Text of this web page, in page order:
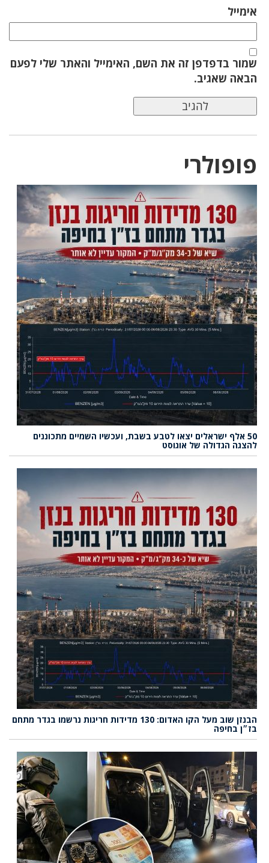
אימייל
שמור בדפדפן זה את השם, האימייל והאתר שלי לפעם
הבאה שאגיב.
פופולרי
50 אלף ישראלים יצאו לטבע בשבת, ועכשיו השמיים מתכוננים
להצגה הגדולה של אוגוסט
הבנזן שוב מעל הקו האדום: 130 מדידות חריגות נרשמו בגדר מתחם
בז״ן בחיפה